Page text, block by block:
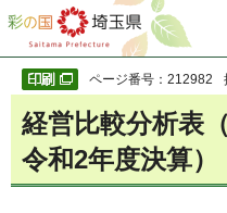
彩の国 埼玉県
ページ番号：212982
経営比較分析表
令和2年度決算）